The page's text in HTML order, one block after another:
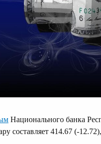
Национального банка
составляет 414.67 (-